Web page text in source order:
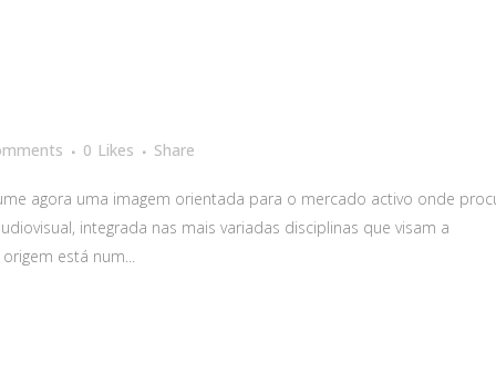
0 Likes Share
agora uma imagem orientada para o mercado activo onde
integrada nas mais variadas disciplinas que visam a
está num...